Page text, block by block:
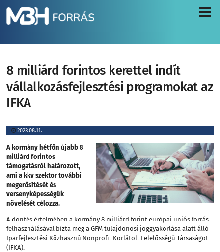
Menü
8 milliárd forintos kerettel indít
vállalkozásfejlesztési programokat az
IFKA
2023.08.11.
A kormány hétfőn újabb 8
milliárd forintos
támogatásról határozott,
ami a kkv szektor további
megerősítését és
versenyképességük
növelését célozza.
A döntés értelmében a kormány 8 milliárd forint európai uniós forrás
felhasználásával bízta meg a GFM tulajdonosi joggyakorlása alatt álló
Iparfejlesztési Közhasznú Nonprofit Korlátolt Felelősségű Társaságot
(IFKA).